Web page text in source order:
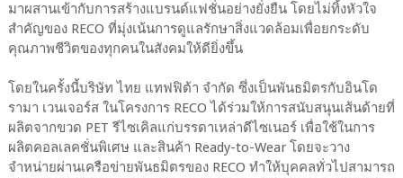
มาผสานเข้ากับการสร้างแบรนด์แฟชั่นอย่างยั่งยืน โดยไม่ทิ้งหัวใจ
สำคัญของ RECO ที่มุ่งเน้นการดูแลรักษาสิ่งแวดล้อมเพื่อยกระดับ
คุณภาพชีวิตของทุกคนในสังคมให้ดียิ่งขึ้น
โดยในครั้งนี้บริษัท ไทย แทฟฟิต้า จำกัด ซึ่งเป็นพันธมิตรกับอินโด
รามา เวนเจอร์ส ในโครงการ RECO ได้ร่วมให้การสนับสนุนเส้นด้ายที่
ผลิตจากขวด PET รีไซเคิลแก่บรรดาเหล่าดีไซเนอร์ เพื่อใช้ในการ
ผลิตคอลเลคชั่นพิเศษ และสินค้า Ready-to-Wear โดยจะวาง
จำหน่ายผ่านเครือข่ายพันธมิตรของ RECO ทำให้บุคคลทั่วไปสามารถ